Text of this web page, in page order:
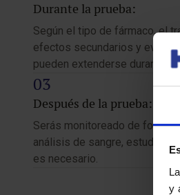
y
Durante la prueba:
Según el tipo de fármaco, el
efectos secundarios y
pueden extenderse durante
Después de la prueba:
Serás monitoreado de forma
análisis de sangre, estudios
es necesario.